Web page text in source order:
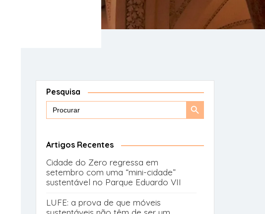
Pesquisa
Search
Search
Artigos Recentes
Cidade do Zero regressa em
setembro com uma “mini-cidade”
sustentável no Parque Eduardo VII
LUFE: a prova de que móveis